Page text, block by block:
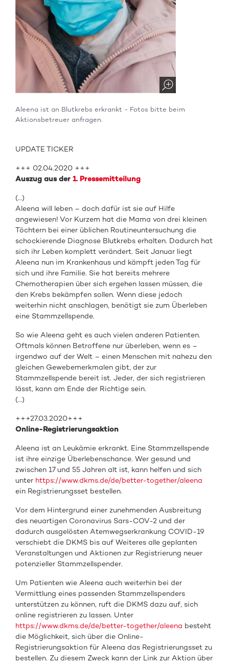
Aleena ist an Blutkrebs erkrankt - Fotos bitte beim
Aktionsbetreuer anfragen.
UPDATE TICKER
+++ 02.04.2020 +++
Auszug aus der1. Pressemitteilung
(…)
Aleena will leben – doch dafür ist sie auf Hilfe
angewiesen! Vor Kurzem hat die Mama von drei kleinen
Töchtern bei einer üblichen Routineuntersuchung die
schockierende Diagnose Blutkrebs erhalten. Dadurch hat
sich ihr Leben komplett verändert. Seit Januar liegt
Aleena nun im Krankenhaus und kämpft jeden Tag für
sich und ihre Familie. Sie hat bereits mehrere
Chemotherapien über sich ergehen lassen müssen, die
den Krebs bekämpfen sollen. Wenn diese jedoch
weiterhin nicht anschlagen, benötigt sie zum Überleben
eine Stammzellspende.
So wie Aleena geht es auch vielen anderen Patienten.
Oftmals können Betroffene nur überleben, wenn es –
irgendwo auf der Welt – einen Menschen mit nahezu den
gleichen Gewebemerkmalen gibt, der zur
Stammzellspende bereit ist. Jeder, der sich registrieren
lässt, kann am Ende der Richtige sein.
(…)
+++27.03.2020+++
Online-Registrierungsaktion
Aleena ist an Leukämie erkrankt. Eine Stammzellspende
ist ihre einzige Überlebenschance. Wer gesund und
zwischen 17 und 55 Jahren alt ist, kann helfen und sich
unter https://www.dkms.de/de/better-together/aleena
ein Registrierungsset bestellen.
Vor dem Hintergrund einer zunehmenden Ausbreitung
des neuartigen Coronavirus Sars-COV-2 und der
dadurch ausgelösten Atemwegserkrankung COVID-19
verschiebt die DKMS bis auf Weiteres alle geplanten
Veranstaltungen und Aktionen zur Registrierung neuer
potenzieller Stammzellspender.
Um Patienten wie Aleena auch weiterhin bei der
Vermittlung eines passenden Stammzellspenders
unterstützen zu können, ruft die DKMS dazu auf, sich
online registrieren zu lassen. Unter
https://www.dkms.de/de/better-together/aleena besteht
die Möglichkeit, sich über die Online-
Registrierungsaktion für Aleena das Registrierungsset zu
bestellen. Zu diesem Zweck kann der Link zur Aktion über